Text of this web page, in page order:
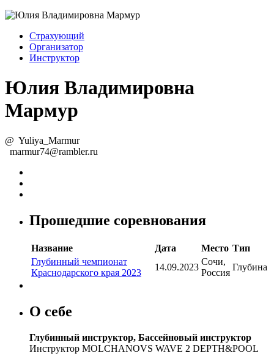
Страхующий
Организатор
Инструктор
Юлия Владимировна
Мармур
@ Yuliya_Marmur
marmur74@rambler.ru
Прошедшие соревнования
Название Дата Место Тип
Глубинный чемпионат
Краснодарского края 2023
14.09.2023
Сочи,
Россия
Глубина
О себе
Глубинный инструктор, Бассейновый инструктор
Инструктор MOLCHANOVS WAVE 2 DEPTH&POOL